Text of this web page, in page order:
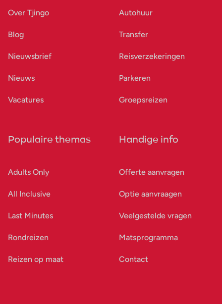
Over Tjingo
Blog
Nieuwsbrief
Nieuws
Vacatures
Autohuur
Transfer
Reisverzekeringen
Parkeren
Groepsreizen
Populaire themas
Adults Only
All Inclusive
Last Minutes
Rondreizen
Reizen op maat
Handige info
Offerte aanvragen
Optie aanvraagen
Veelgestelde vragen
Matsprogramma
Contact